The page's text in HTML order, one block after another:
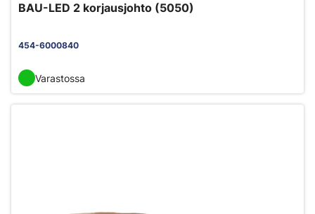
BAU-LED 2 korjausjohto (5050)
454-6000840
Varastossa